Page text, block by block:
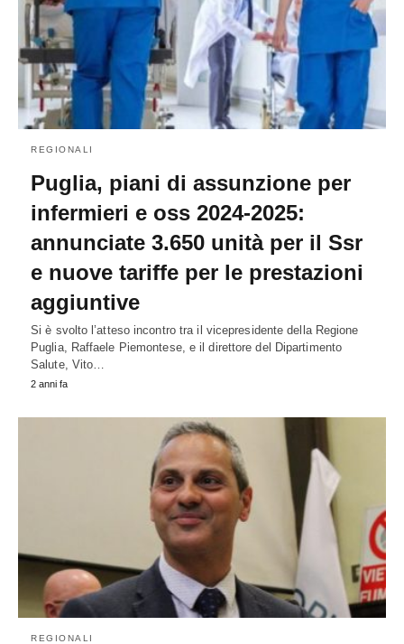
REGIONALI
Puglia, piani di assunzione per
infermieri e oss 2024-2025:
annunciate 3.650 unità per il Ssr
e nuove tariffe per le prestazioni
aggiuntive
Si è svolto l’atteso incontro tra il vicepresidente della Regione
Puglia, Raffaele Piemontese, e il direttore del Dipartimento
Salute, Vito…
2 anni fa
REGIONALI